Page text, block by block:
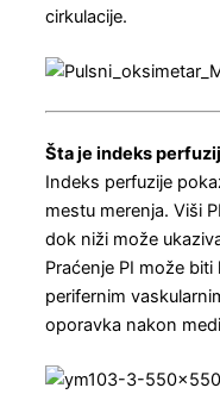
cirkulacije.
Šta je indeks
Indeks perfuzije
mestu merenja. Viši
dok niži može
Praćenje PI može
perifernim
oporavka nakon